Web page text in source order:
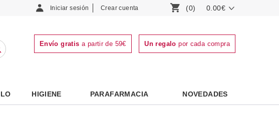
Iniciar sesión Crear cuenta (0) 0.00€
Envío gratis a partir de 59€ Un regalo por cada compra
HIGIENE PARAFARMACIA NOVEDADES